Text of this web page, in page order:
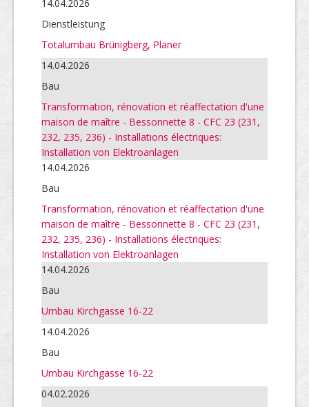
14.04.2026
Dienstleistung
Totalumbau Brünigberg, Planer
14.04.2026
Bau
Transformation, rénovation et réaffectation d'une
maison de maître - Bessonnette 8 - CFC 23 (231,
232, 235, 236) - Installations électriques:
Installation von Elektroanlagen
14.04.2026
Bau
Transformation, rénovation et réaffectation d'une
maison de maître - Bessonnette 8 - CFC 23 (231,
232, 235, 236) - Installations électriques:
Installation von Elektroanlagen
14.04.2026
Bau
Umbau Kirchgasse 16-22
14.04.2026
Bau
Umbau Kirchgasse 16-22
04.02.2026